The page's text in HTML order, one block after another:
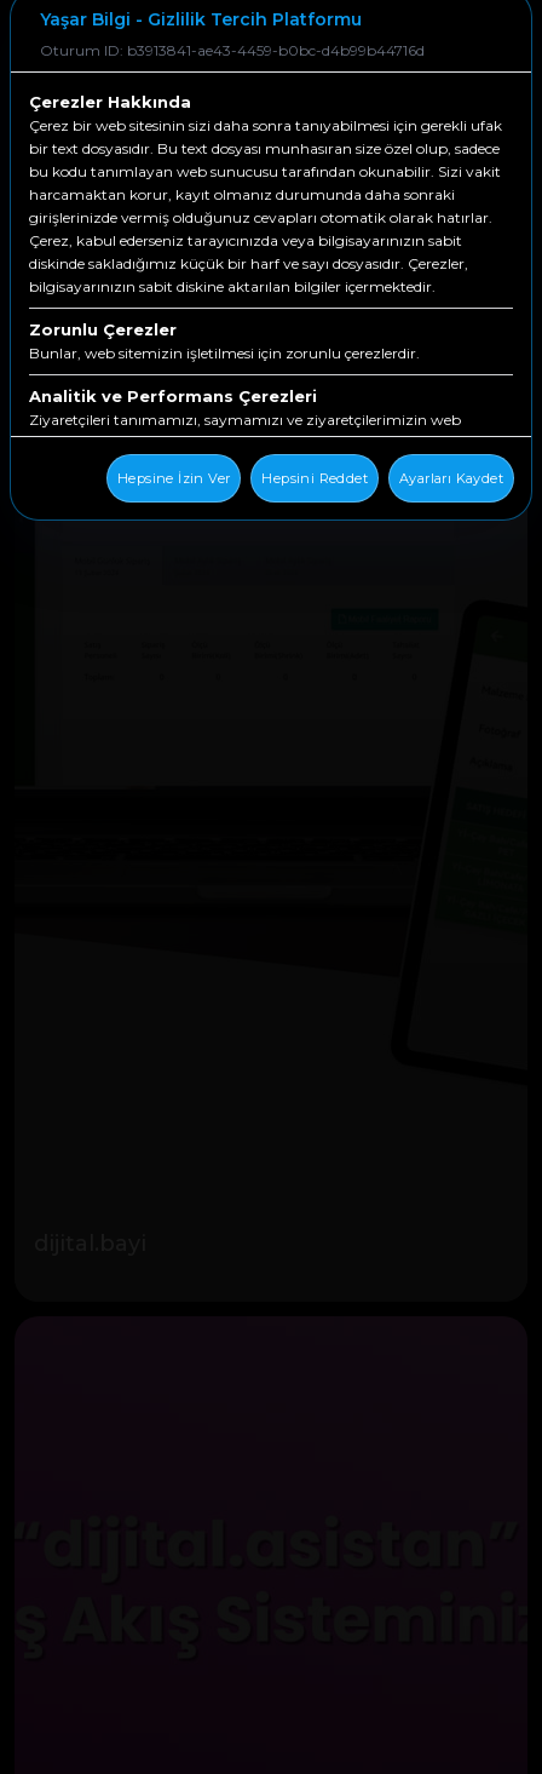
Yaşar Bilgi - Gizlilik Tercih Platformu
Oturum ID: b3913841-ae43-4459-b0bc-d4b99b44716d
Çerezler Hakkında
Çerez bir web sitesinin sizi daha sonra tanıyabilmesi için gerekli ufak
bir text dosyasıdır. Bu text dosyası munhasıran size özel olup, sadece
bu kodu tanımlayan web sunucusu tarafından okunabilir. Sizi vakit
harcamaktan korur, kayıt olmanız durumunda daha sonraki
girişlerinizde vermiş olduğunuz cevapları otomatik olarak hatırlar.
Çerez, kabul ederseniz tarayıcınızda veya bilgisayarınızın sabit
diskinde sakladığımız küçük bir harf ve sayı dosyasıdır. Çerezler,
bilgisayarınızın sabit diskine aktarılan bilgiler içermektedir.
Zorunlu Çerezler
Bunlar, web sitemizin işletilmesi için zorunlu çerezlerdir.
Analitik ve Performans Çerezleri
Ziyaretçileri tanımamızı, saymamızı ve ziyaretçilerimizin web
sitemizin çevresinde nasıl hareket ettiklerini görmemizi sağlarlar.
İşlevsellik Çerezleri
Hepsine İzin Ver Hepsini Reddet Ayarları Kaydet